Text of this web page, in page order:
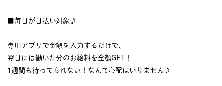
■毎日が日払い対象♪
専用アプリで金額を入力するだけで、
翌日には働いた分のお給料を全額GET！
1週間も待ってられない！なんて心配はいりません♪